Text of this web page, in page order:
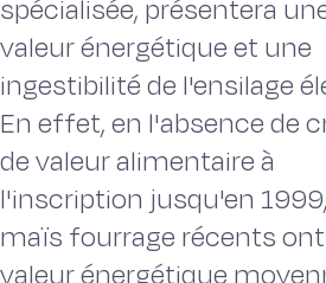
spécialisée, présentera
valeur énergétique et une
ingestibilité de l'ensilage
En effet, en l'absence de
de valeur alimentaire à
l'inscription jusqu'en
maïs fourrage récents